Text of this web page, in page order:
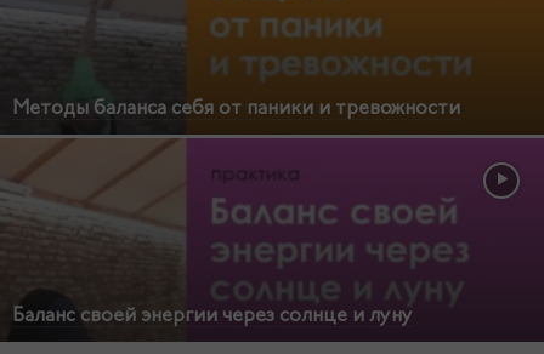
Методы баланса себя от паники и тревожности
Баланс своей энергии через солнце и луну